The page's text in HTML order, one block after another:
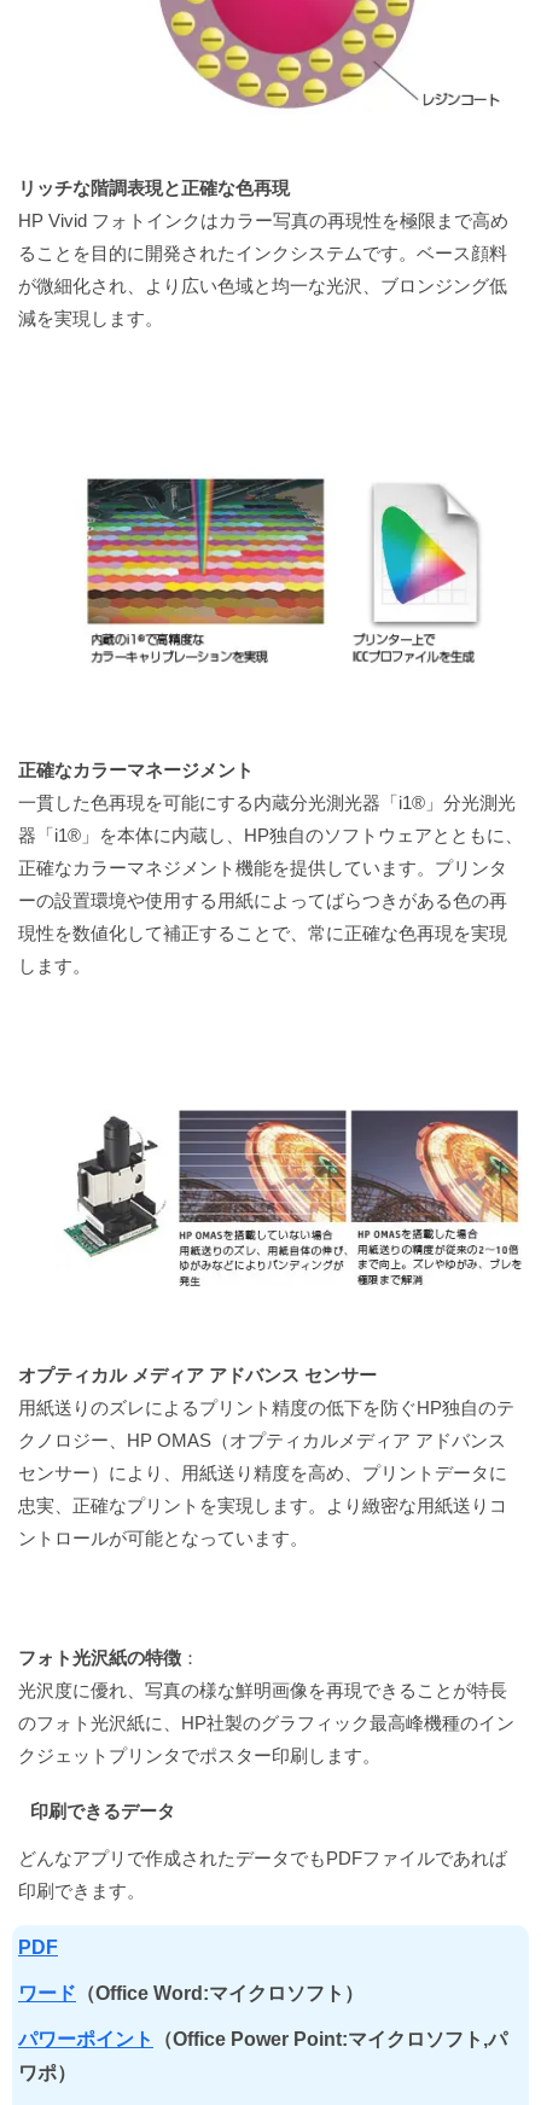
リッチな階調表現と正確な色再現
HP Vivid フォトインクはカラー写真の再現性を極限まで高め
ることを目的に開発されたインクシステムです。ベース顔料
が微細化され、より広い色域と均一な光沢、ブロンジング低
減を実現します。
正確なカラーマネージメント
一貫した色再現を可能にする内蔵分光測光器「i1®」分光測光
器「i1®」を本体に内蔵し、HP独自のソフトウェアとともに、
正確なカラーマネジメント機能を提供しています。プリンタ
ーの設置環境や使用する用紙によってばらつきがある色の再
現性を数値化して補正することで、常に正確な色再現を実現
します。
オプティカル メディア アドバンス センサー
用紙送りのズレによるプリント精度の低下を防ぐHP独自のテ
クノロジー、HP OMAS（オプティカルメディア アドバンス
センサー）により、用紙送り精度を高め、プリントデータに
忠実、正確なプリントを実現します。より緻密な用紙送りコ
ントロールが可能となっています。
フォト光沢紙の特徴 ：
光沢度に優れ、写真の様な鮮明画像を再現できることが特長
のフォト光沢紙に、HP社製のグラフィック最高峰機種のイン
クジェットプリンタでポスター印刷します。
印刷できるデータ
どんなアプリで作成されたデータでもPDFファイルであれば
印刷できます。
PDF
ワード （Office Word:マイクロソフト）
パワーポイント
（Office Power Point:マイクロソフト,パ
ワポ）